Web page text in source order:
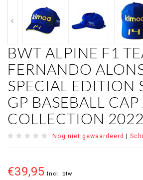
BWT ALPINE F1
FERNANDO
SPECIAL EDITION
GP BASEBALL
COLLECTION 2022
Nog niet gewaardeerd |
€39,95 Incl. btw